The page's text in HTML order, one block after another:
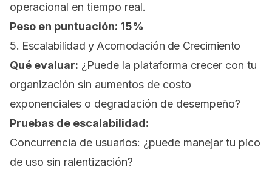
operacional en tiempo real.
Peso en puntuación: 15%
5. Escalabilidad y Acomodación de Crecimiento
Qué evaluar: ¿Puede la plataforma crecer con tu
organización sin aumentos de costo
exponenciales o degradación de desempeño?
Pruebas de escalabilidad:
Concurrencia de usuarios: ¿puede manejar tu pico
de uso sin ralentización?